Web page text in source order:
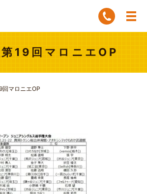
第19回マロニエOP
回マロニエOP